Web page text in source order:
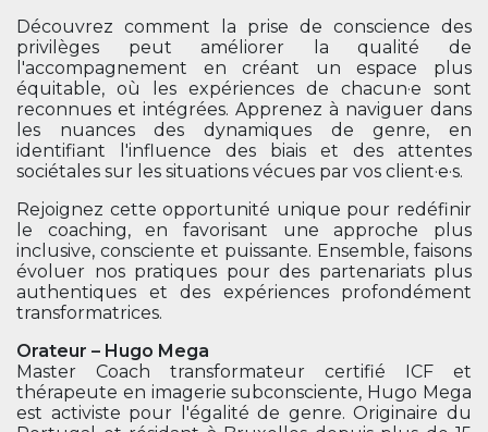
Découvrez comment la prise de conscience des
privilèges peut améliorer la qualité de
l'accompagnement en créant un espace plus
équitable, où les expériences de chacun·e sont
reconnues et intégrées. Apprenez à naviguer dans
les nuances des dynamiques de genre, en
identifiant l'influence des biais et des attentes
sociétales sur les situations vécues par vos client·e·s.
Rejoignez cette opportunité unique pour redéfinir
le coaching, en favorisant une approche plus
inclusive, consciente et puissante. Ensemble, faisons
évoluer nos pratiques pour des partenariats plus
authentiques et des expériences profondément
transformatrices.
Orateur – Hugo Mega
Master Coach transformateur certifié ICF et
thérapeute en imagerie subconsciente, Hugo Mega
est activiste pour l'égalité de genre. Originaire du